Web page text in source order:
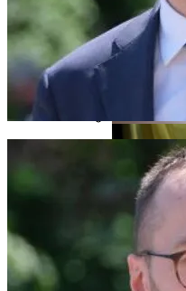
В
На
Названы
Которых
Скорость